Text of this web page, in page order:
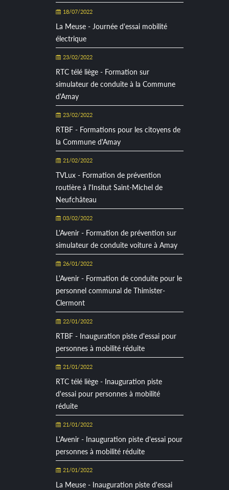
18/07/2022
La Meuse - Journée d'essai mobilité
électrique
23/02/2022
RTC télé liège - Formation sur
simulateur de conduite à la Commune
d'Amay
23/02/2022
RTBF - Formations pour les citoyens de
la Commune d'Amay
21/02/2022
TVLux - Formation de prévention
routière à l'Insitut Saint-Michel de
Neufchâteau
03/02/2022
L'Avenir - Formation de prévention sur
simulateur de conduite voiture à Amay
26/01/2022
L'Avenir - Formation de conduite pour le
personnel communal de Thimister-
Clermont
22/01/2022
RTBF - Inauguration piste d'essai pour
personnes à mobilité réduite
21/01/2022
RTC télé liège - Inauguration piste
d'essai pour personnes à mobilité
réduite
21/01/2022
L'Avenir - Inauguration piste d'essai pour
personnes à mobilité réduite
21/01/2022
La Meuse - Inauguration piste d'essai